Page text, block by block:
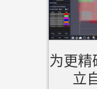
为更精
立